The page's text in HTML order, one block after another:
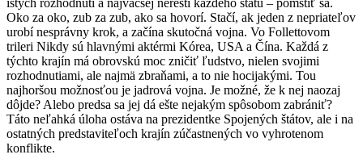
Oko za oko, zub za zub, ako sa hovorí. Stačí, ak jeden z nepriateľov
urobí nesprávny krok, a začína skutočná vojna. Vo Follettovom
trileri Nikdy sú hlavnými aktérmi Kórea, USA a Čína. Každá z
týchto krajín má obrovskú moc zničiť ľudstvo, nielen svojimi
rozhodnutiami, ale najmä zbraňami, a to nie hocijakými. Tou
najhoršou možnosťou je jadrová vojna. Je možné, že k nej naozaj
dôjde? Alebo predsa sa jej dá ešte nejakým spôsobom zabrániť?
Táto neľahká úloha ostáva na prezidentke Spojených štátov, ale i na
ostatných predstaviteľoch krajín zúčastnených vo vyhrotenom
konflikte.